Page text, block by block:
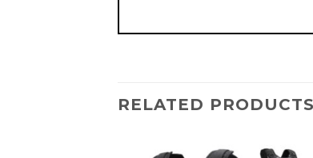
RELATED PRODUCTS